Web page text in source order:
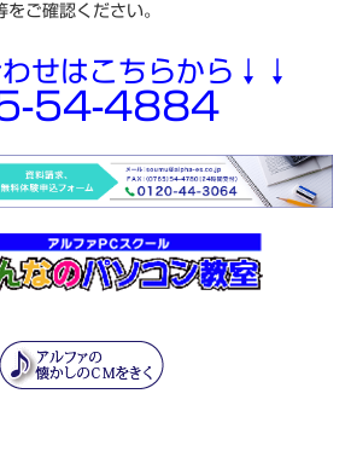
ご確認ください。
せはこちらから↓↓
54-4884